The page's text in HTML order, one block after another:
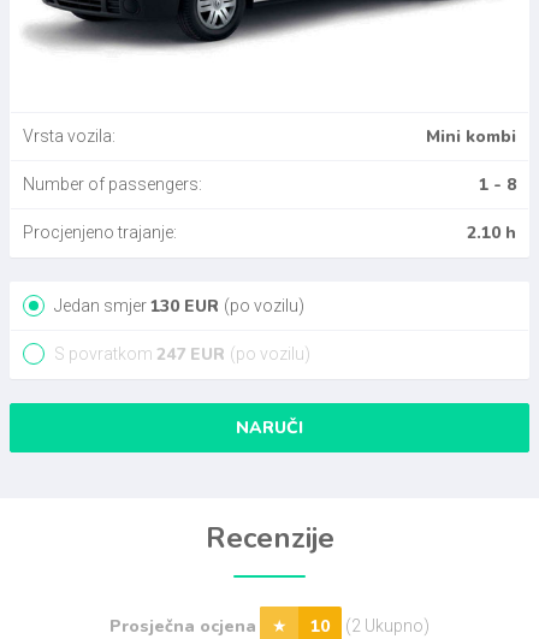
Vrsta vozila: Mini kombi
Number of passengers: 1 - 8
Procjenjeno trajanje: 2.10 h
Jedan smjer130 EUR (po vozilu)
S povratkom 247 EUR (po vozilu)
NARUČI
Recenzije
Prosječna ocjena 10 (2 Ukupno)